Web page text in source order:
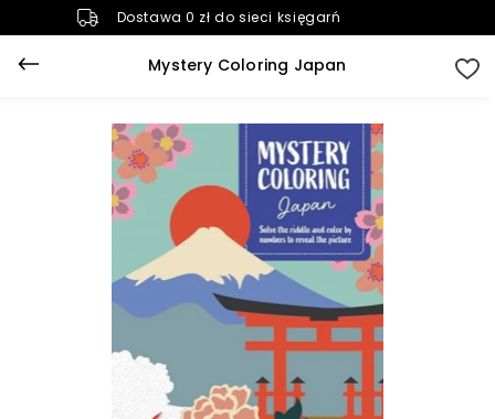
Dostawa 0 zł do sieci księgarń
Mystery Coloring Japan